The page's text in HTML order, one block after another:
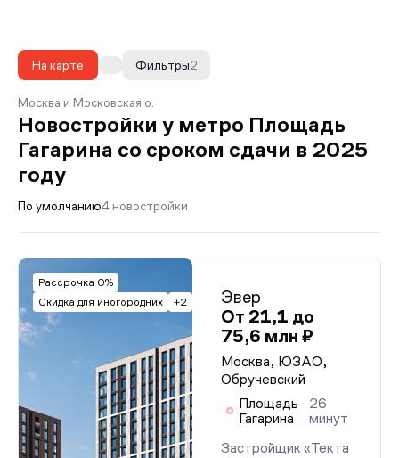
На карте 2
Фильтры
Москва и Московская о.
Новостройки у метро Площадь
Гагарина со сроком сдачи в 2025
году
По умолчанию4 новостройки
Рассрочка 0%
Скидка для иногородних
+2
Эвер
От 21,1 до
75,6 млн ₽
Москва, ЮЗАО,
Обручевский
Площадь
Гагарина
26
минут
Застройщик «Текта